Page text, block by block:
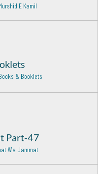
(Rehmat ullah alaih)
(Rehmat ullah alaih)
(Rehmat ullah alaih)
Dehelwi (Rehmat
ullah alaih)
E Kamil
& Booklets
Part-47
Wa Jammat